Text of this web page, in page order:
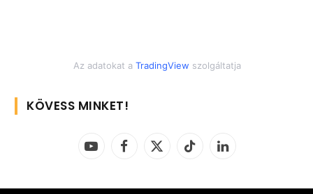
Az adatokat a TradingView szolgáltatja
KÖVESS MINKET!
YouTubeFacebook
X
TikTok LinkedIn